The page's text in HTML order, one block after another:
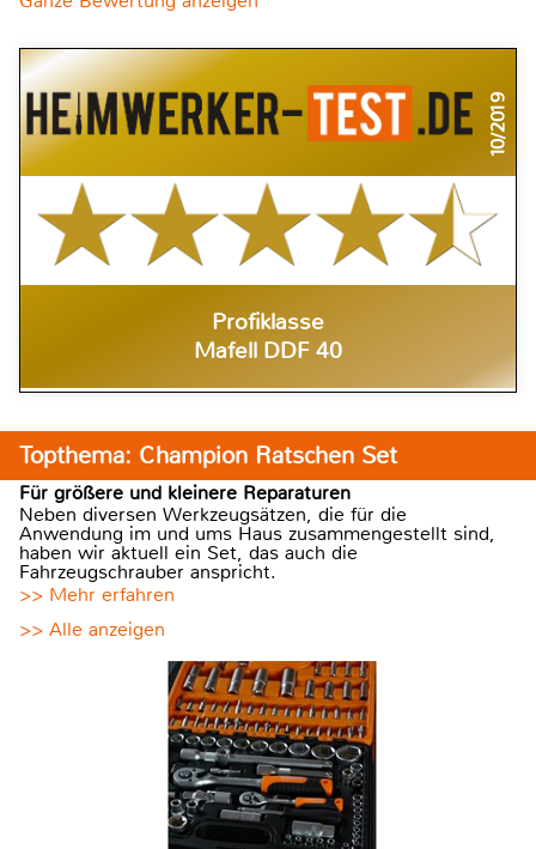
10/2019
Profiklasse
Mafell DDF 40
Topthema: Champion Ratschen Set
Für größere und kleinere Reparaturen
Neben diversen Werkzeugsätzen, die für die
Anwendung im und ums Haus zusammengestellt sind,
haben wir aktuell ein Set, das auch die
Fahrzeugschrauber anspricht.
>> Mehr erfahren
>> Alle anzeigen